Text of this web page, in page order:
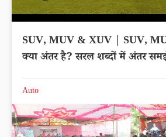
SUV, MUV & XUV | SUV,
क्या अंतर है? सरल शब्दों में अंतर
Auto